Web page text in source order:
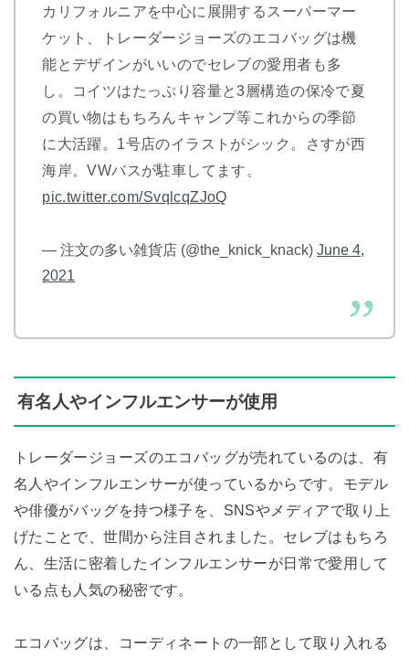
カリフォルニアを中心に展開するスーパーマー
ケット、トレーダージョーズのエコバッグは機
能とデザインがいいのでセレブの愛用者も多
し。コイツはたっぷり容量と3層構造の保冷で夏
の買い物はもちろんキャンプ等これからの季節
に大活躍。1号店のイラストがシック。さすが西
海岸。VWバスが駐車してます。
pic.twitter.com/SvqlcqZJoQ
— 注文の多い雑貨店 (@the_knick_knack)June 4,
2021
有名人やインフルエンサーが使用
トレーダージョーズのエコバッグが売れているのは、有
名人やインフルエンサーが使っているからです。モデル
や俳優がバッグを持つ様子を、SNSやメディアで取り上
げたことで、世間から注目されました。セレブはもちろ
ん、生活に密着したインフルエンサーが日常で愛用して
いる点も人気の秘密です。
エコバッグは、コーディネートの一部として取り入れる